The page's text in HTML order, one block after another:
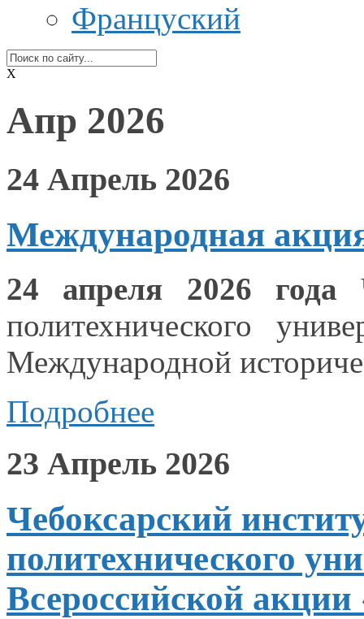
Француский
X
Апр 2026
24 Апрель 2026
Международная
24 апреля 2026 года
политехнического
Международной
Подробнее
23 Апрель 2026
Чебоксарский
политехнического
Всероссийской акции